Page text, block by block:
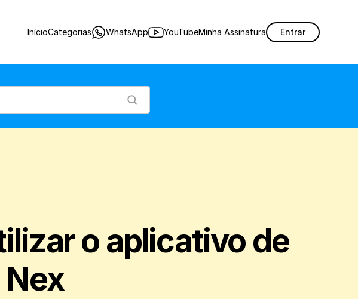
InícioCategorias WhatsApp YouTubeMinha Assinatura Entrar
o aplicativo de